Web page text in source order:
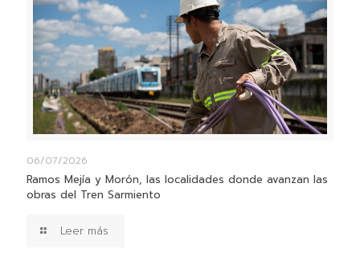
06/07/2026
Ramos Mejía y Morón, las localidades donde avanzan las
obras del Tren Sarmiento
Leer más